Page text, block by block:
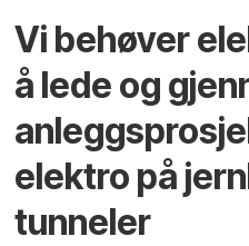
Vi behøver
å lede og
elektro på
tunneler